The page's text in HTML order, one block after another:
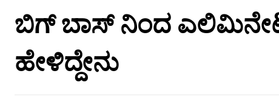
ಬಿಗ್ ಬಾಸ್ ನಿಂದ ಎಲಿಮಿನೇಟ್
ಹೇಳಿದ್ದೇನು